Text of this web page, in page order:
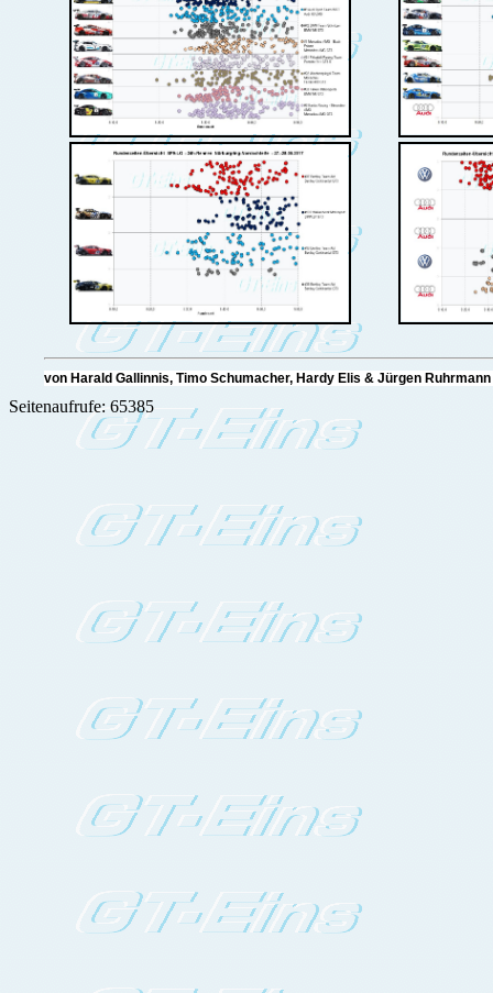
von Harald Gallinnis, Timo Schumacher, Hardy Elis & Jürgen
Seitenaufrufe: 65385